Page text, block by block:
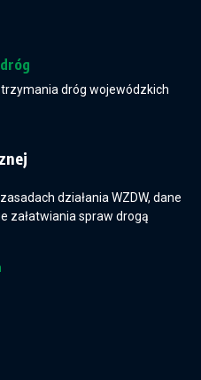
dróg wojewódzkich
działania WZDW, dane
załatwiania spraw drogą